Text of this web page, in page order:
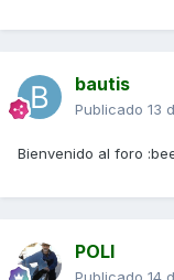
bautis
Publicado 13
Bienvenido al foro
POLI